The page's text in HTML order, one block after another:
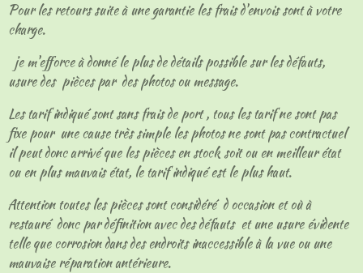
Pour les retours suite à une garantie les frais d'envois sont à votre
charge.
je m'efforce à donné le plus de détails possible sur les défauts,
usure des pièces par des photos ou message.
Les tarif indiqué sont sans frais de port , tous les tarif ne sont pas
fixe pour une cause très simple les photos ne sont pas contractuel
il peut donc arrivé que les pièces en stock soit ou en meilleur état
ou en plus mauvais état, le tarif indiqué est le plus haut.
Attention toutes les pièces sont considéré d occasion et où à
restauré donc par définition avec des défauts et une usure évidente
telle que corrosion dans des endroits inaccessible à la vue ou une
mauvaise réparation antérieure.